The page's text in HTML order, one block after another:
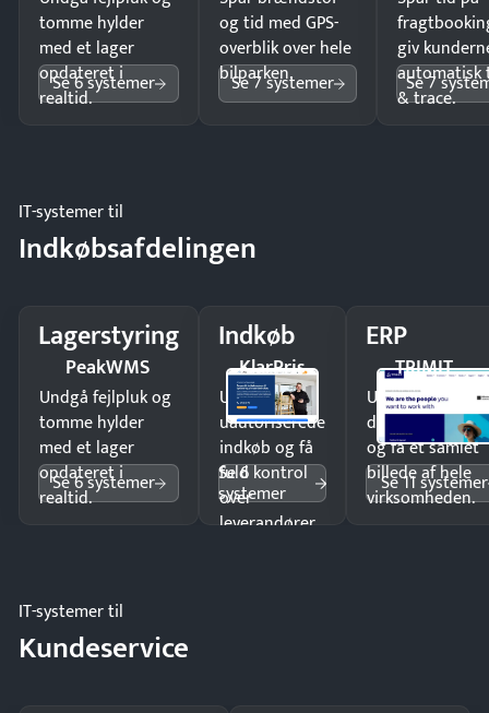
tomme hylder
med et lager
opdateret i
realtid.
Se 6 systemer
og tid med GPS-
overblik over hele
bilparken.
Se 7 systemer
giv
automatisk
& trace.
Se 7
IT-systemer til
Indkøbsafdelingen
Lagerstyring
PeakWMS
Undgå fejlpluk og
tomme hylder
med et lager
opdateret i
realtid.
Se 6 systemer
Indkøb
KlarPris
Undgå
uautoriserede
indkøb og få
fuld kontrol
over
leverandører
Se 6
systemer
ERP
TRIMIT
Undgå
og få ét samlet
billede af hele
virksomheden.
Se 11 systemer
IT-systemer til
Kundeservice